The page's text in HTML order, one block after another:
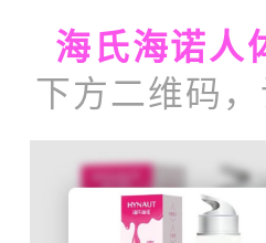
海氏海诺人
下方二维码